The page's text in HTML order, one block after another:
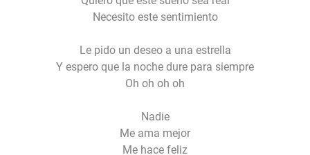
Necesito este sentimiento
Le pido un deseo a una estrella
Y espero que la noche dure para siempre
Oh oh oh oh
Nadie
Me ama mejor
Me hace feliz